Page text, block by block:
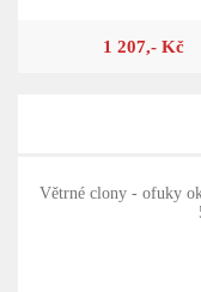
1 207,- Kč
Větrné clony - ofuky